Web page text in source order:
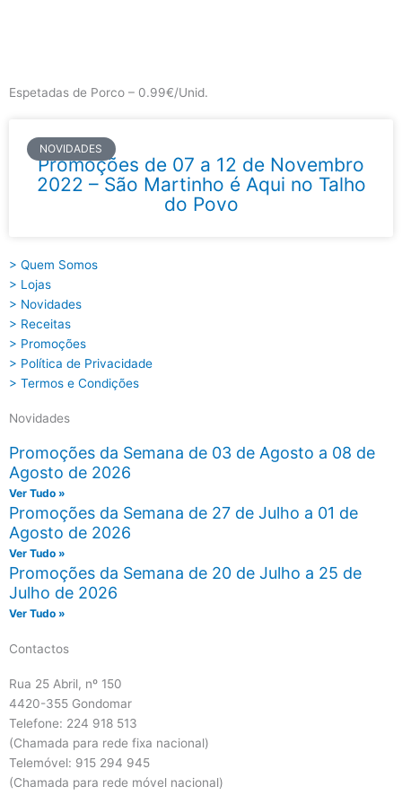
Espetadas de Porco – 0.99€/Unid.
NOVIDADES
Promoções de 07 a 12 de Novembro
2022 – São Martinho é Aqui no Talho
do Povo
> Quem Somos
> Lojas
> Novidades
> Receitas
> Promoções
> Política de Privacidade
> Termos e Condições
Novidades
Promoções da Semana de 03 de Agosto a 08 de
Agosto de 2026
Ver Tudo »
Promoções da Semana de 27 de Julho a 01 de
Agosto de 2026
Ver Tudo »
Promoções da Semana de 20 de Julho a 25 de
Julho de 2026
Ver Tudo »
Contactos
Rua 25 Abril, nº 150
4420-355 Gondomar
Telefone: 224 918 513
(Chamada para rede fixa nacional)
Telemóvel: 915 294 945
(Chamada para rede móvel nacional)